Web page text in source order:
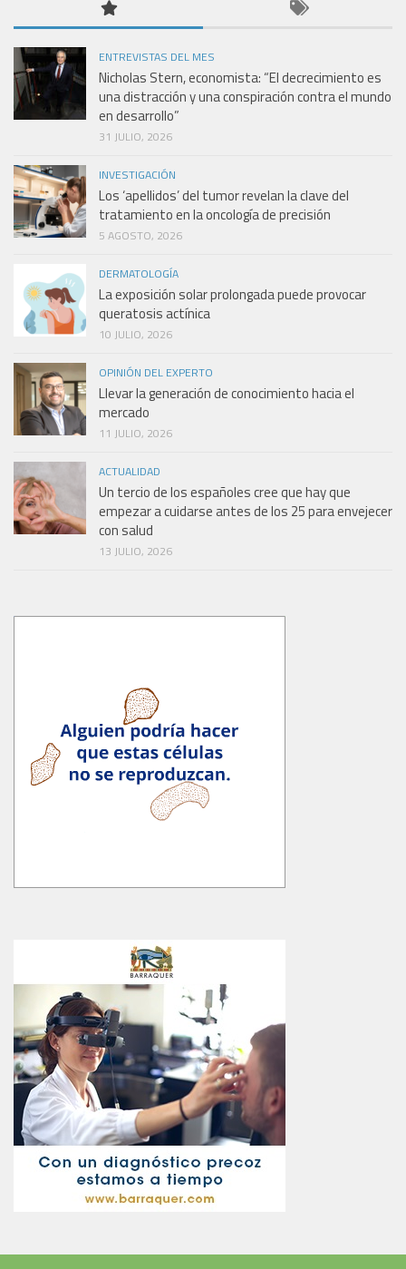
ENTREVISTAS DEL MES
Nicholas Stern, economista: “El decrecimiento es
una distracción y una conspiración contra el mundo
en desarrollo”
31 JULIO, 2026
INVESTIGACIÓN
Los ‘apellidos’ del tumor revelan la clave del
tratamiento en la oncología de precisión
5 AGOSTO, 2026
DERMATOLOGÍA
La exposición solar prolongada puede provocar
queratosis actínica
10 JULIO, 2026
OPINIÓN DEL EXPERTO
Llevar la generación de conocimiento hacia el
mercado
11 JULIO, 2026
ACTUALIDAD
Un tercio de los españoles cree que hay que
empezar a cuidarse antes de los 25 para envejecer
con salud
13 JULIO, 2026